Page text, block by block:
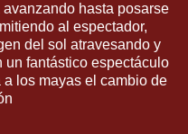
hasta posarse
al espectador,
del sol atravesando y
un fantástico espectáculo
los mayas el cambio de